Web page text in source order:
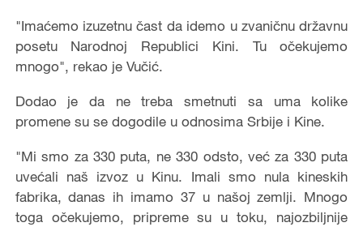
"Imaćemo izuzetnu čast da idemo u zvaničnu državnu
posetu Narodnoj Republici Kini. Tu očekujemo
mnogo", rekao je Vučić.
Dodao je da ne treba smetnuti sa uma kolike
promene su se dogodile u odnosima Srbije i Kine.
"Mi smo za 330 puta, ne 330 odsto, već za 330 puta
uvećali naš izvoz u Kinu. Imali smo nula kineskih
fabrika, danas ih imamo 37 u našoj zemlji. Mnogo
toga očekujemo, pripreme su u toku, najozbiljnije